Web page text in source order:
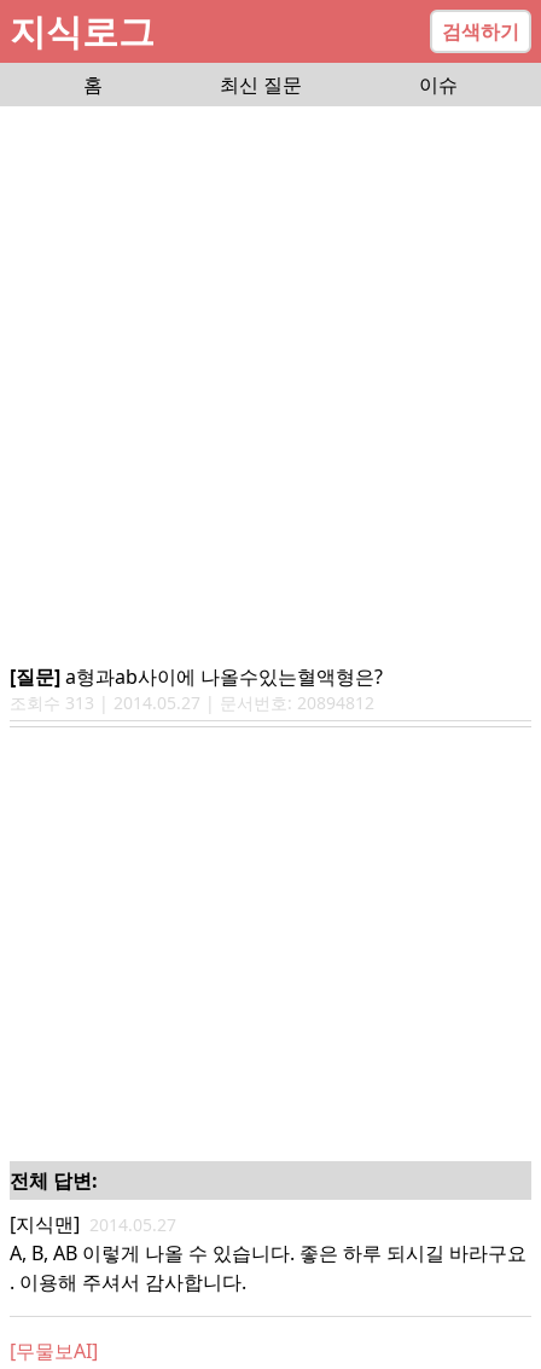
지식로그
검색하기
홈
최신 질문 이슈
[질문]a형과ab사이에 나올수있는혈액형은?
조회수 313 | 2014.05.27 | 문서번호: 20894812
전체 답변:
[지식맨] 2014.05.27
A, B, AB 이렇게 나올 수 있습니다. 좋은 하루 되시길 바라구요
. 이용해 주셔서 감사합니다.
[무물보AI]